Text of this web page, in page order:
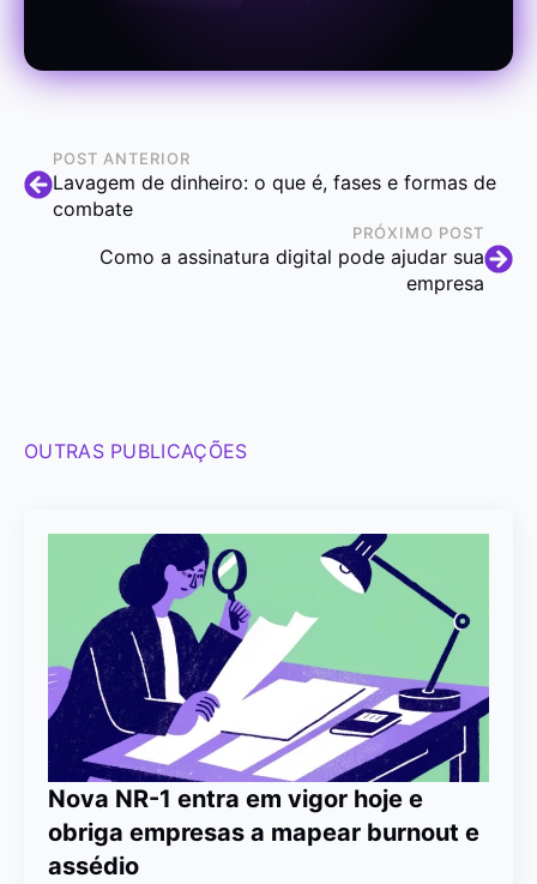
POST ANTERIOR
Lavagem de dinheiro: o que é, fases e formas de
combate
PRÓXIMO POST
Como a assinatura digital pode ajudar sua
empresa
OUTRAS PUBLICAÇÕES
Nova NR-1 entra em vigor hoje e
obriga empresas a mapear burnout e
assédio